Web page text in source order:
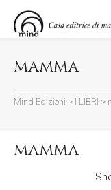
mamma
Mind Edizioni > I LIBRI >
mamma